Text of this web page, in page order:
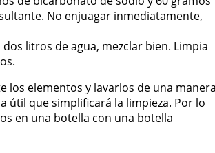
No enjuagar inmediatamente,
litros de agua, mezclar bien. Limpia
los elementos y lavarlos de una
útil que simplificará la limpieza. Por lo
en una botella con una botella